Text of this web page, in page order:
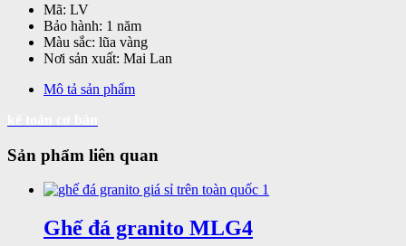
Mã: LV
Bảo hành: 1 năm
Màu sắc: lũa vàng
Nơi sản xuất: Mai Lan
Mô tả sản phẩm
Sản phẩm liên quan
Ghế đá granito MLG4